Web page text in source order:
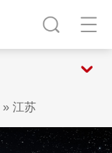
» 江苏